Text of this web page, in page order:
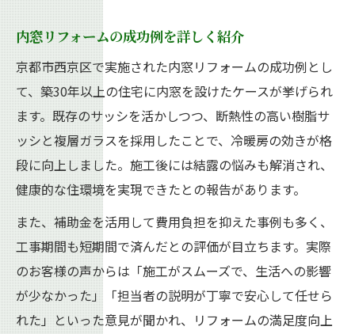
内窓リフォームの成功例を詳しく紹介
京都市西京区で実施された内窓リフォームの成功例とし
て、築30年以上の住宅に内窓を設けたケースが挙げられ
ます。既存のサッシを活かしつつ、断熱性の高い樹脂サ
ッシと複層ガラスを採用したことで、冷暖房の効きが格
段に向上しました。施工後には結露の悩みも解消され、
健康的な住環境を実現できたとの報告があります。
また、補助金を活用して費用負担を抑えた事例も多く、
工事期間も短期間で済んだとの評価が目立ちます。実際
のお客様の声からは「施工がスムーズで、生活への影響
が少なかった」「担当者の説明が丁寧で安心して任せら
れた」といった意見が聞かれ、リフォームの満足度向上